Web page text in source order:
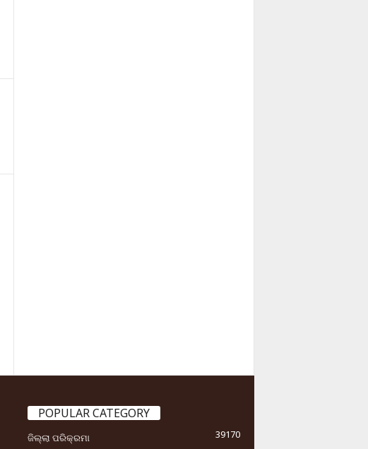
POPULAR CATEGORY
ଜିଲ୍ଲା ପରିକ୍ରମା
39170